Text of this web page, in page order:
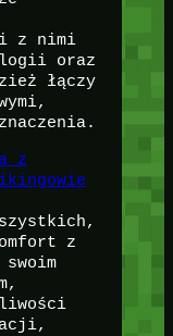
z nimi
oraz
łączy
z
z